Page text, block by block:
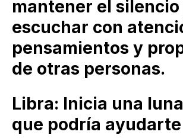
mantener el silencio
escuchar con
pensamientos y
de otras personas.
Libra: Inicia una
que podría